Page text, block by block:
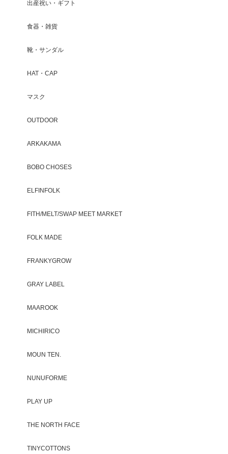
出産祝い・ギフト
食器・雑貨
靴・サンダル
HAT・CAP
マスク
OUTDOOR
ARKAKAMA
BOBO CHOSES
ELFINFOLK
FITH/MELT/SWAP MEET MARKET
FOLK MADE
FRANKYGROW
GRAY LABEL
MAAROOK
MICHIRICO
MOUN TEN.
NUNUFORME
PLAY UP
THE NORTH FACE
TINYCOTTONS